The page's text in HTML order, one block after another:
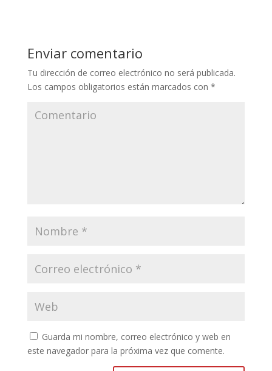
Enviar comentario
Tu dirección de correo electrónico no será publicada.
Los campos obligatorios están marcados con *
Guarda mi nombre, correo electrónico y web en
este navegador para la próxima vez que comente.